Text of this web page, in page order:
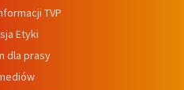
TVP
Etyki
dla prasy